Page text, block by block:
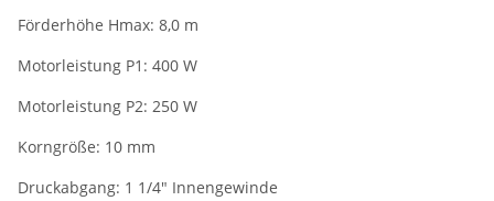
Förderhöhe Hmax: 8,0 m
Motorleistung P1: 400 W
Motorleistung P2: 250 W
Korngröße: 10 mm
Druckabgang: 1 1/4" Innengewinde